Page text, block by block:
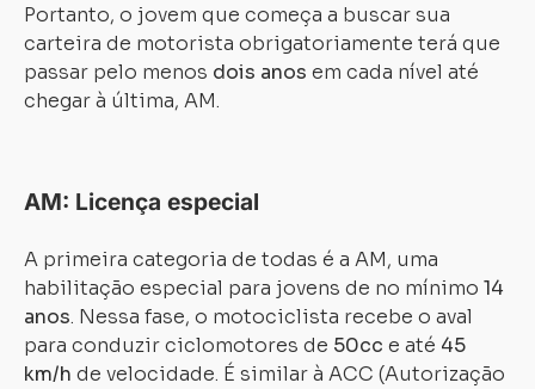
Portanto, o jovem que começa a buscar sua
carteira de motorista obrigatoriamente terá que
passar pelo menos dois anos em cada nível até
chegar à última, AM.
AM: Licença especial
A primeira categoria de todas é a AM, uma
habilitação especial para jovens de no mínimo 14
anos. Nessa fase, o motociclista recebe o aval
para conduzir ciclomotores de 50cc e até 45
km/h de velocidade. É similar à ACC (Autorização